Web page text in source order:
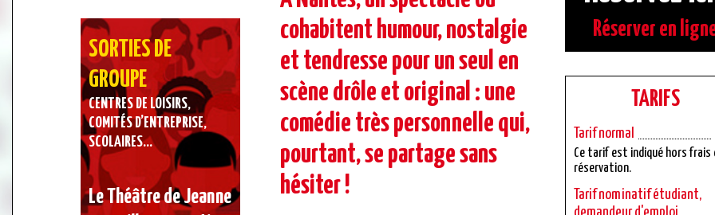
SORTIES DE
GROUPE
CENTRES DE LOISIRS,
COMITÉS D’ENTREPRISE,
SCOLAIRES…
Le Théâtre de Jeanne
cohabitent humour, nostalgie
et tendresse pour un seul en
scène drôle et original : une
comédie très personnelle qui,
pourtant, se partage sans
hésiter !
Réserver en
TARIFS
Tarif normal
Ce tarif est indiqué hors frais
réservation.
Tarif nominatif étudiant,